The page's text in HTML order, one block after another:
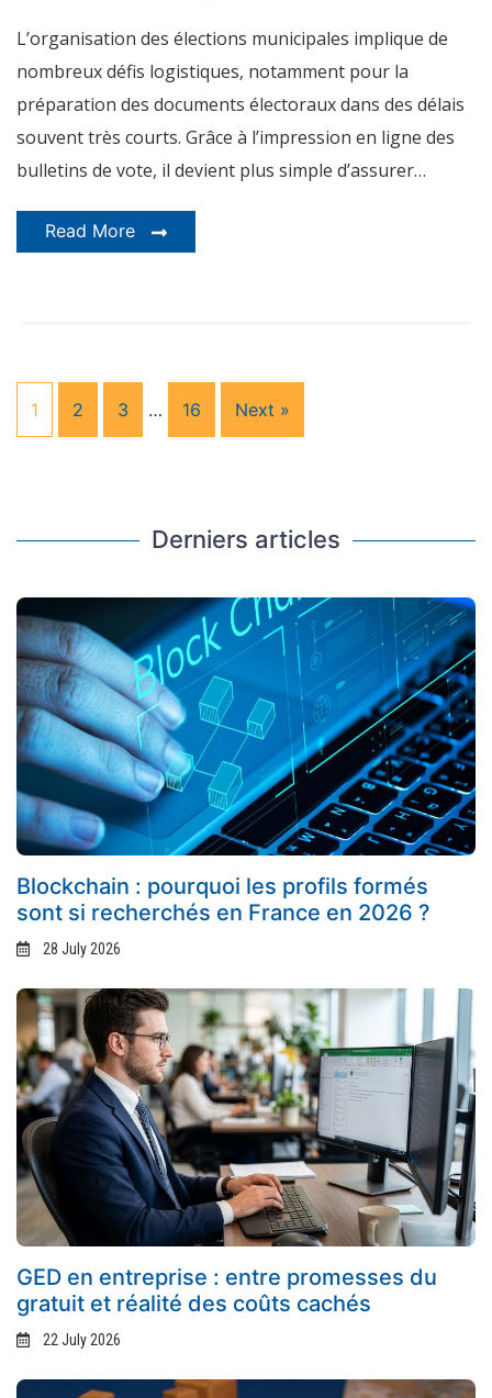
ligne
L’organisation des élections municipales implique de
nombreux défis logistiques, notamment pour la
préparation des documents électoraux dans des délais
souvent très courts. Grâce à l’impression en ligne des
bulletins de vote, il devient plus simple d’assurer…
Read More
1 2 3 … 16 Next »
Derniers articles
Blockchain : pourquoi les profils formés
sont si recherchés en France en 2026 ?
28 July 2026
GED en entreprise : entre promesses du
gratuit et réalité des coûts cachés
22 July 2026